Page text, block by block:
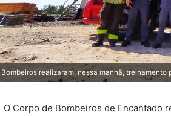
Bombeiros realizaram, nessa manhã,
O Corpo de Bombeiros de Encantado